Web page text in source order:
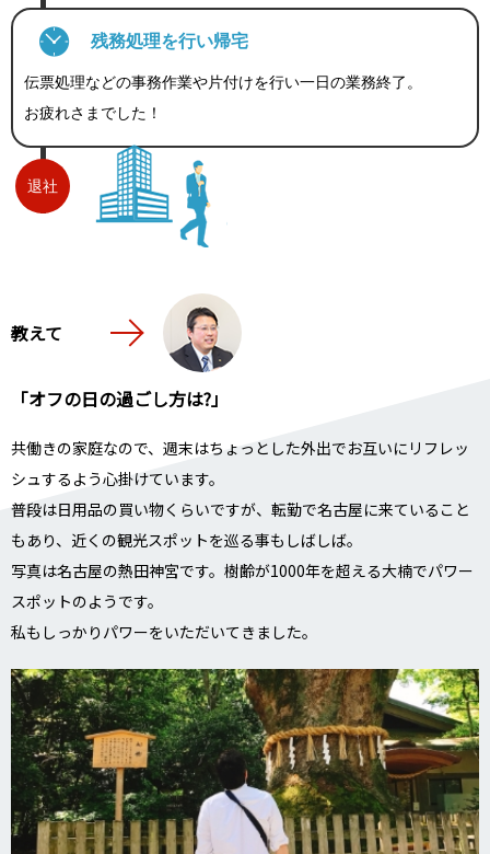
残務処理を行い帰宅
伝票処理などの事務作業や片付けを行い一日の業務終了。
お疲れさまでした！
退社
教えて
「オフの日の過ごし方は?」
共働きの家庭なので、週末はちょっとした外出でお互いにリフレッ
シュするよう心掛けています。
普段は日用品の買い物くらいですが、転勤で名古屋に来ていること
もあり、近くの観光スポットを巡る事もしばしば。
写真は名古屋の熱田神宮です。樹齢が1000年を超える大楠でパワー
スポットのようです。
私もしっかりパワーをいただいてきました。